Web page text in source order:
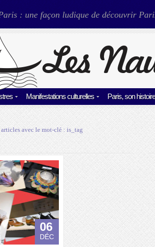
: une façon ludique de découvrir
Manifestations culturelles Paris, son
avec le mot-clé :is_tag
06
DÉC